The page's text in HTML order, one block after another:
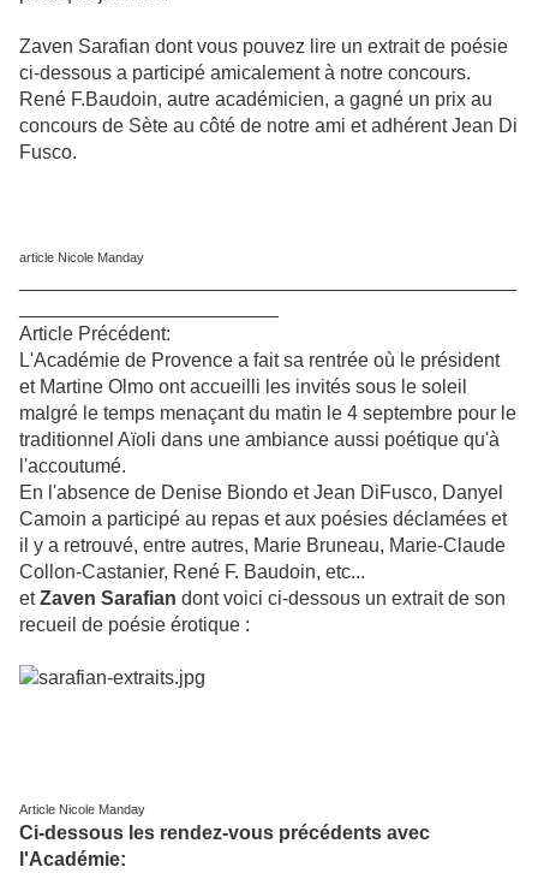
Zaven Sarafian dont vous pouvez lire un extrait de poésie
ci-dessous a participé amicalement à notre concours.
René F.Baudoin, autre académicien, a gagné un prix au
concours de Sète au côté de notre ami et adhérent Jean Di
Fusco.
article Nicole Manday
Article Précédent:
L'Académie de Provence a fait sa rentrée où le président
et Martine Olmo ont accueilli les invités sous le soleil
malgré le temps menaçant du matin le 4 septembre pour le
traditionnel Aïoli dans une ambiance aussi poétique qu'à
l'accoutumé.
En l'absence de Denise Biondo et Jean DiFusco, Danyel
Camoin a participé au repas et aux poésies déclamées et
il y a retrouvé, entre autres, Marie Bruneau, Marie-Claude
Collon-Castanier, René F. Baudoin, etc...
etZaven Sarafian dont voici ci-dessous un extrait de son
recueil de poésie érotique :
Article Nicole Manday
Ci-dessous les rendez-vous précédents avec
l'Académie: